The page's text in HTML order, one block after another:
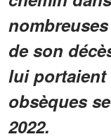
de son
lui portaient
obsèques
2022.